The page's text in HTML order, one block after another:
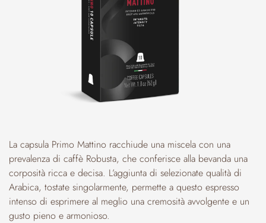
La capsula Primo Mattino racchiude una miscela con una
prevalenza di caffè Robusta, che conferisce alla bevanda una
corposità ricca e decisa. L’aggiunta di selezionate qualità di
Arabica, tostate singolarmente, permette a questo espresso
intenso di esprimere al meglio una cremosità avvolgente e un
gusto pieno e armonioso.